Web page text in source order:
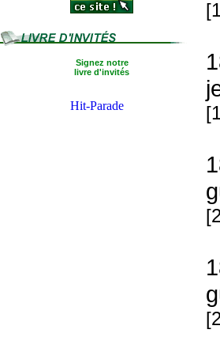
Signez notre
livre d'invités